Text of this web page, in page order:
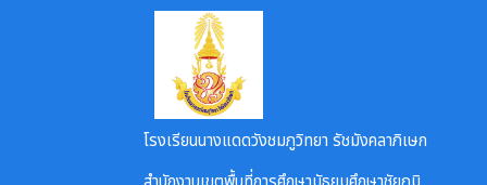
Skip to main content
โรงเรียนนางแดดวังชมภูวิทยา รัชมังคลาภิเษก